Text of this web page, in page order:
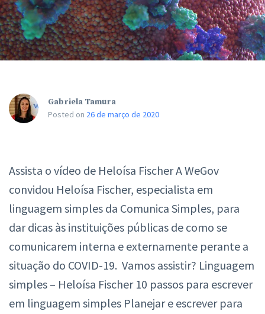
Gabriela Tamura
Posted on 26 de março de 2020
Assista o vídeo de Heloísa Fischer A WeGov
convidou Heloísa Fischer, especialista em
linguagem simples da Comunica Simples, para
dar dicas às instituições públicas de como se
comunicarem interna e externamente perante a
situação do COVID-19. Vamos assistir? Linguagem
simples – Heloísa Fischer 10 passos para escrever
em linguagem simples Planejar e escrever para